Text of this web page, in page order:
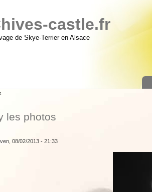
castle.fr
de Skye-Terrier en Alsace
les photos
08/02/2013 - 21:33